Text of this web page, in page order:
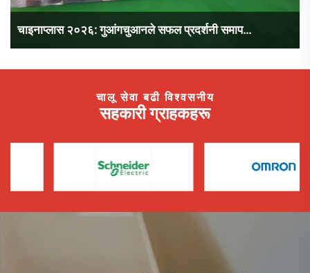
चाइनाप्लास २०२६: गुआंगचुआनले सफल प्रदर्शनी समाप...
चालू सेवा बढी विश्वसनीय
सहकारी ग्राहकहरू